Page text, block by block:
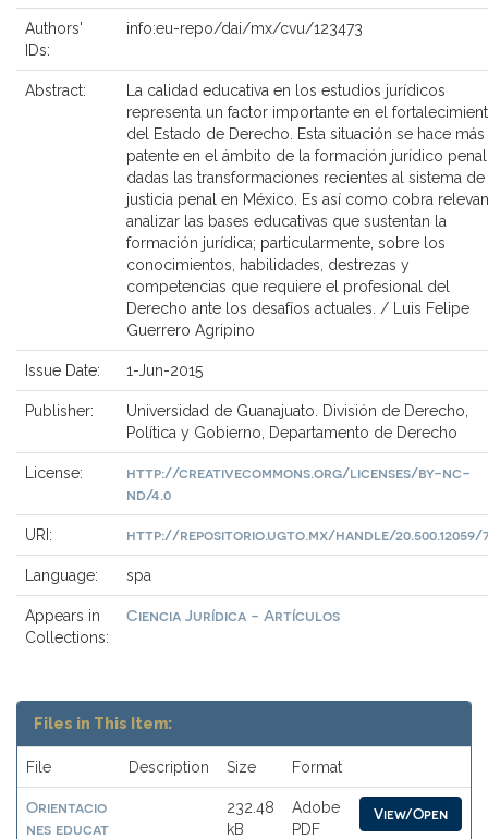
Authors'
IDs:
info:eu-repo/dai/mx/cvu/123473
Abstract:
La calidad educativa en los estudios jurídicos
representa un factor importante en el
del Estado de Derecho. Esta situación se hace más
patente en el ámbito de la formación jurídico penal
dadas las transformaciones recientes al sistema de
justicia penal en México. Es así como cobra
analizar las bases educativas que sustentan la
formación jurídica; particularmente, sobre los
conocimientos, habilidades, destrezas y
competencias que requiere el profesional del
Derecho ante los desafíos actuales. / Luis Felipe
Guerrero Agripino
Issue Date: 1-Jun-2015
Publisher:
Universidad de Guanajuato. División de Derecho,
Política y Gobierno, Departamento de Derecho
License:
http://creativecommons.org/licenses/by-nc-
nd/4.0
URI: http://repositorio.ugto.mx/handle/20.500.12059/
Language: spa
Appears in
Collections:
Ciencia Jurídica - Artículos
Files in This Item:
File Description Size Format
Orientacio
nes educat
232.48
kB
Adobe
PDF
View/Open